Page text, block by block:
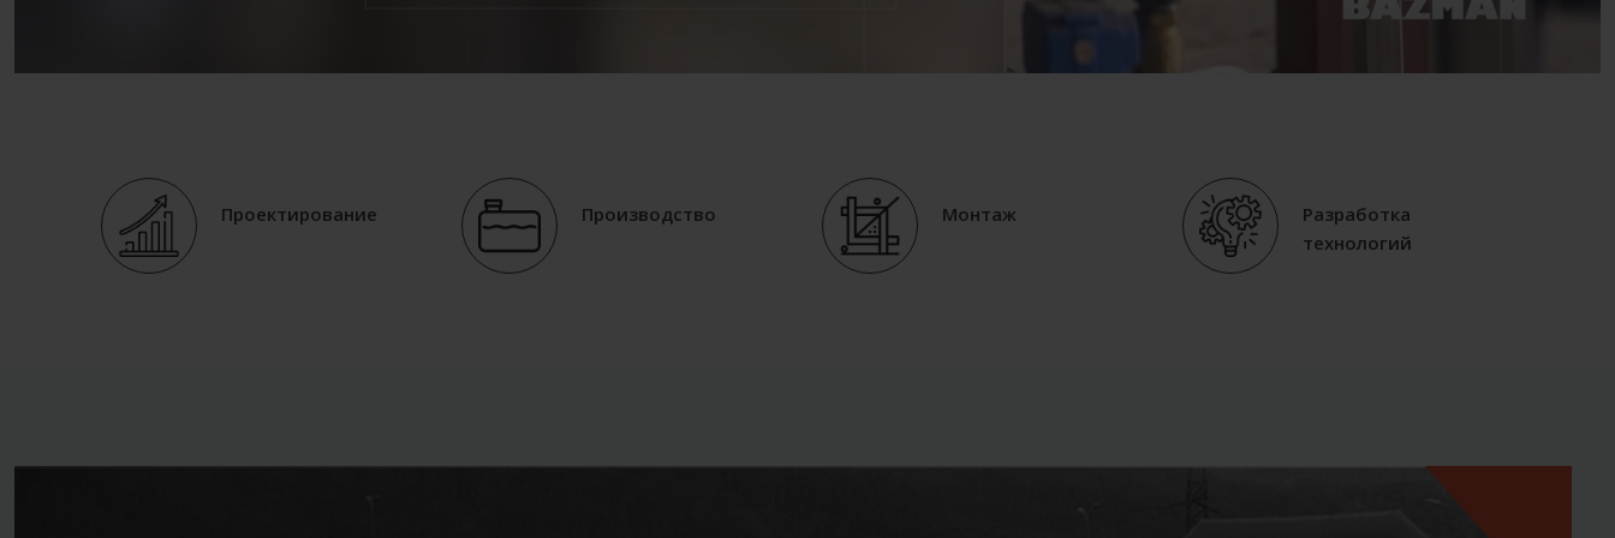
Проектирование Производство Монтаж
Разработка
технологий